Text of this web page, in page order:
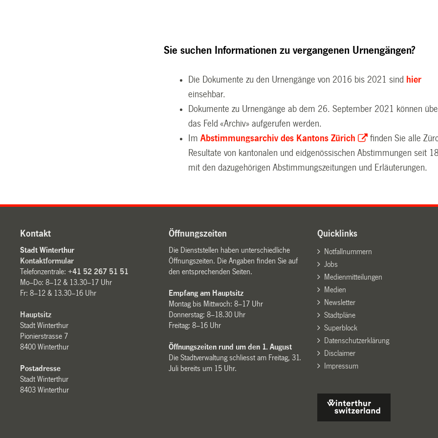
Sie suchen Informationen zu vergangenen Urnengängen?
Die Dokumente zu den Urnengänge von 2016 bis 2021 sind hier
einsehbar.
Dokumente zu Urnengänge ab dem 26. September 2021 können
das Feld «Archiv» aufgerufen werden.
ImAbstimmungsarchiv des Kantons Zürich
finden Sie alle
Resultate von kantonalen und eidgenössischen Abstimmungen seit
mit den dazugehörigen Abstimmungszeitungen und Erläuterungen.
Kontakt
Stadt Winterthur
Kontaktformular
Telefonzentrale:+41 52 267 51 51
Mo–Do: 8–12 & 13.30–17 Uhr
Fr: 8–12 & 13.30–16 Uhr
Hauptsitz
Stadt Winterthur
Pionierstrasse 7
8400 Winterthur
Postadresse
Stadt Winterthur
8403 Winterthur
Öffnungszeiten
Die Dienststellen haben unterschiedliche
Öffnungszeiten. Die Angaben finden Sie auf
den entsprechenden Seiten.
Empfang am Hauptsitz
Montag bis Mittwoch: 8–17 Uhr
Donnerstag: 8–18.30 Uhr
Freitag: 8–16 Uhr
Öffnungszeiten rund um den 1. August
Die Stadtverwaltung schliesst am Freitag, 31.
Juli bereits um 15 Uhr.
Quicklinks
Notfallnummern
Jobs
Medienmitteilungen
Medien
Newsletter
Stadtpläne
Superblock
Datenschutzerklärung
Disclaimer
Impressum